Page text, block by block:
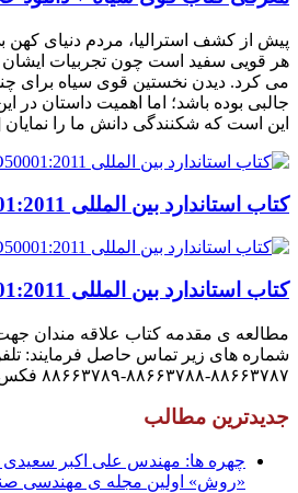
پیش از کشف استرالیا، مردم دنیاى کهن
هر قویى سفید است چون تجربیات ایشان
می کرد. دیدن نخستین قوى سیاه براى
جالبى بوده باشد؛ اما اهمیت داستان در
این است که شکنندگى دانش ما را
کتاب استاندارد بین المللی ISO50001:2011
کتاب استاندارد بین المللی ISO50001:2011
مطالعه ی مقدمه کتاب علاقه مندان جهت
شماره های زیر تماس حاصل فرمایند:
۸۸۶۶۳۷۸۷-۸۸۶۶۳۷۸۸-۸۸۶۶۳۷۸۹ فکس: ۹-۸۸۶۶۳۷۸۷
جدیدترین مطالب
چهره ها: مهندس علی اکبر
«روش» اولین مجله ی مهندسی